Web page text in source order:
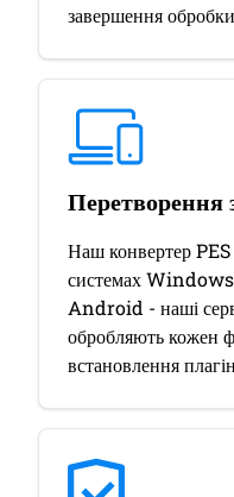
завершення
Перетворення
Наш конвертер
системах
Android - наші
обробляють кожен
встановлення